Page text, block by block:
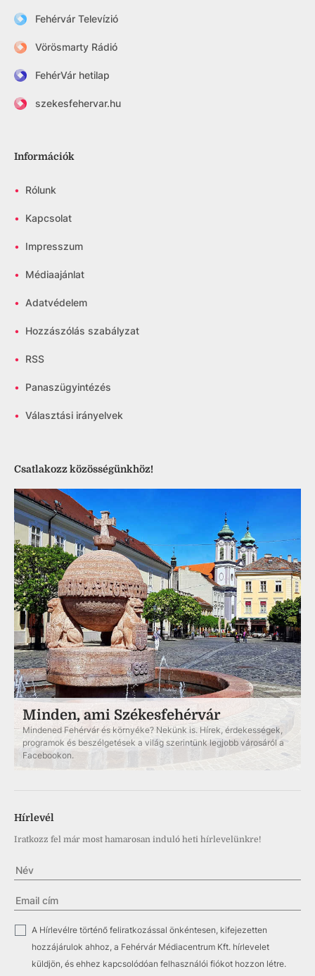
Fehérvár Televízió
Vörösmarty Rádió
FehérVár hetilap
szekesfehervar.hu
Információk
• Rólunk
• Kapcsolat
• Impresszum
• Médiaajánlat
• Adatvédelem
• Hozzászólás szabályzat
• RSS
• Panaszügyintézés
• Választási irányelvek
Csatlakozz közösségünkhöz!
Minden, ami Székesfehérvár
Mindened Fehérvár és környéke? Nekünk is. Hírek, érdekességek,
programok és beszélgetések a világ szerintünk legjobb városáról a
Facebookon.
Hírlevél
Iratkozz fel már most hamarosan induló heti hírlevelünkre!
A Hírlevélre történő feliratkozással önkéntesen, kifejezetten
hozzájárulok ahhoz, a Fehérvár Médiacentrum Kft. hírlevelet
küldjön, és ehhez kapcsolódóan felhasználói fiókot hozzon létre.